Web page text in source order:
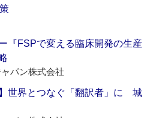
『FSPで変える臨床開発の生産
パン株式会社
】世界とつなぐ「翻訳者」に 城